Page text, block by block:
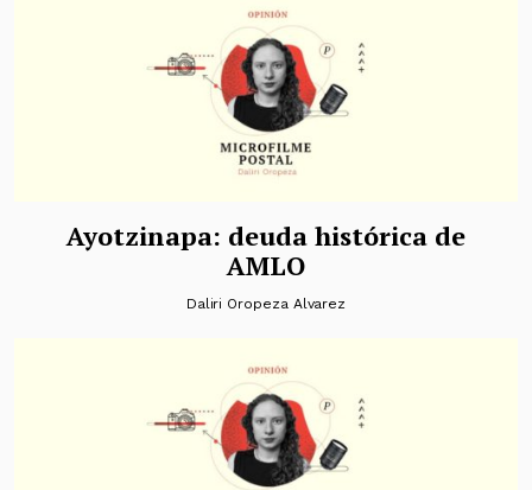
Ayotzinapa: deuda histórica de
AMLO
Daliri Oropeza Alvarez